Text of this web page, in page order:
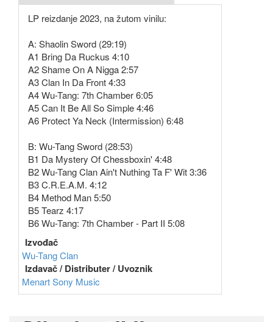
LP reizdanje 2023, na žutom vinilu:
A: Shaolin Sword (29:19)
A1 Bring Da Ruckus 4:10
A2 Shame On A Nigga 2:57
A3 Clan In Da Front 4:33
A4 Wu-Tang: 7th Chamber 6:05
A5 Can It Be All So Simple 4:46
A6 Protect Ya Neck (Intermission) 6:48
B: Wu-Tang Sword (28:53)
B1 Da Mystery Of Chessboxin' 4:48
B2 Wu-Tang Clan Ain't Nuthing Ta F' Wit 3:36
B3 C.R.E.A.M. 4:12
B4 Method Man 5:50
B5 Tearz 4:17
B6 Wu-Tang: 7th Chamber - Part II 5:08
Izvođač
Wu-Tang Clan
Izdavač / Distributer / Uvoznik
MenartSony Music